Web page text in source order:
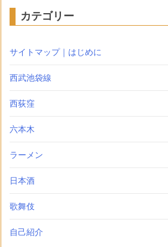
カテゴリー
サイトマップ｜はじめに
西武池袋線
西荻窪
六本木
ラーメン
日本酒
歌舞伎
自己紹介